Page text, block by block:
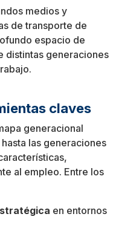
medios y
de transporte de
espacio de
distintas generaciones
claves
generacional
hasta las generaciones
al empleo. Entre los
en entornos